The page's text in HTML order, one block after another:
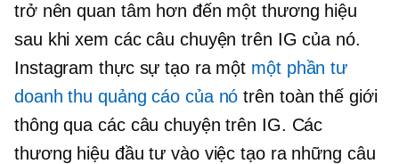
trở nên quan tâm hơn đến một thương hiệu
sau khi xem các câu chuyện trên IG của nó.
Instagram thực sự tạo ra một một phần tư
doanh thu quảng cáo của nó trên toàn thế giới
thông qua các câu chuyện trên IG. Các
thương hiệu đầu tư vào việc tạo ra những câu